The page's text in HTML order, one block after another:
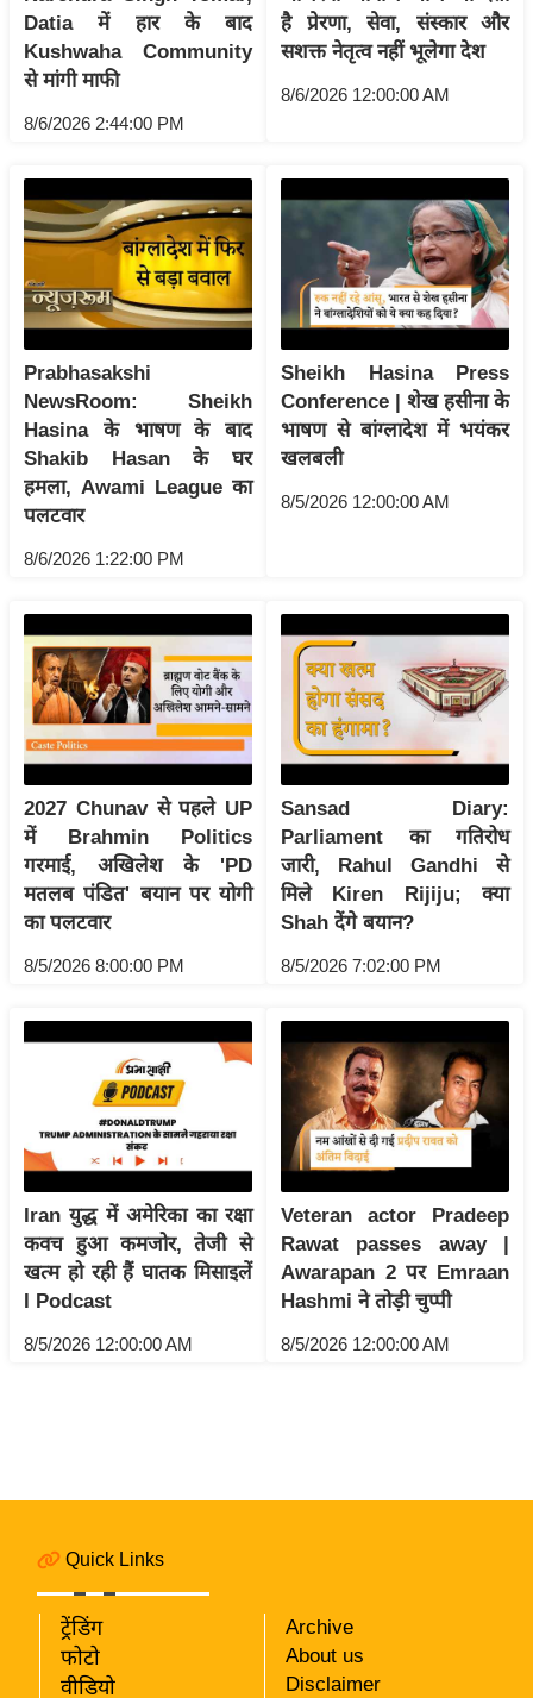
ध
र्म
ज्यो
ष
प्र
भु
म
मा
/
ध
र्म
स्थ
ल
व्र
त
त्यो
र
रा
शि
फ
ल
वि
शे
ष
वि
श्ले
ष
ण
u
c
k
L
k
न
भा
चु
ना
Datia में हार के बाद
Kushwaha Community
से मांगी माफी
8/6/2026 2:44:00 PM
है प्रेरणा, सेवा, संस्कार और
सशक्त नेतृत्व नहीं भूलेगा देश
8/6/2026 12:00:00 AM
Prabhasakshi
NewsRoom: Sheikh
Hasina के भाषण के बाद
Shakib Hasan के घर
हमला, Awami League का
पलटवार
8/6/2026 1:22:00 PM
Sheikh Hasina Press
Conference | शेख हसीना के
भाषण से बांग्लादेश में भयंकर
खलबली
8/5/2026 12:00:00 AM
2027 Chunav से पहले UP
में Brahmin Politics
गरमाई, अखिलेश के 'PD
मतलब पंडित' बयान पर योगी
का पलटवार
8/5/2026 8:00:00 PM
Sansad Diary:
Parliament का गतिरोध
जारी, Rahul Gandhi से
मिले Kiren Rijiju; क्या
Shah देंगे बयान?
8/5/2026 7:02:00 PM
Iran युद्ध में अमेरिका का रक्षा
कवच हुआ कमजोर, तेजी से
खत्म हो रही हैं घातक मिसाइलें
I Podcast
8/5/2026 12:00:00 AM
Veteran actor Pradeep
Rawat passes away |
Awarapan 2 पर Emraan
Hashmi ने तोड़ी चुप्पी
8/5/2026 12:00:00 AM
Quick Links
ट्रेंडिंग
फोटो
वीडियो
Archive
About us
Disclaimer